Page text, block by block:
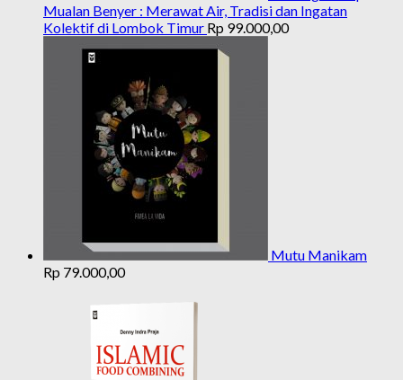
Mualan Benyer : Merawat Air, Tradisi dan Ingatan
Kolektif di Lombok Timur Rp 99.000,00
Mutu Manikam
Rp 79.000,00